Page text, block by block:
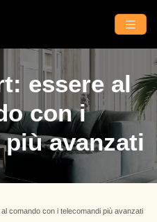
essere al
con i
avanzati
comando con i telecomandi più avanzati